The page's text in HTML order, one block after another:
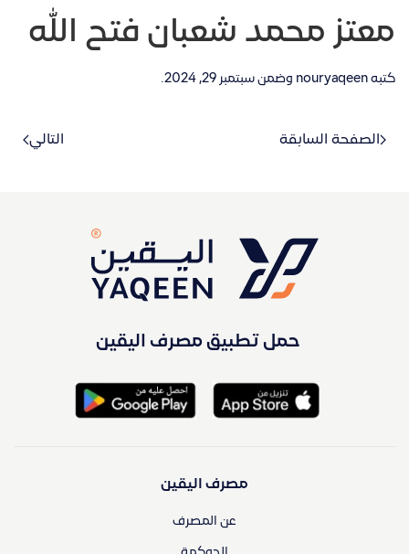
معتز محمد شعبان فتح الله
كتبه nouryaqeen وضمن سبتمبر 29, 2024 .
الصفحة السابقة التالي
حمل تطبيق مصرف اليقين
مصرف اليقين
عن المصرف